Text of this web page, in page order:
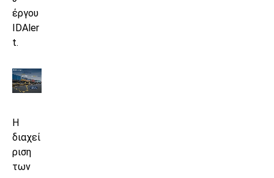
έργου
IDAler
t.
Η
διαχεί
ριση
των